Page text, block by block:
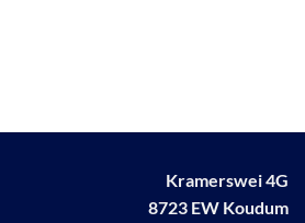
Kramerswei 4G
8723 EW Koudum